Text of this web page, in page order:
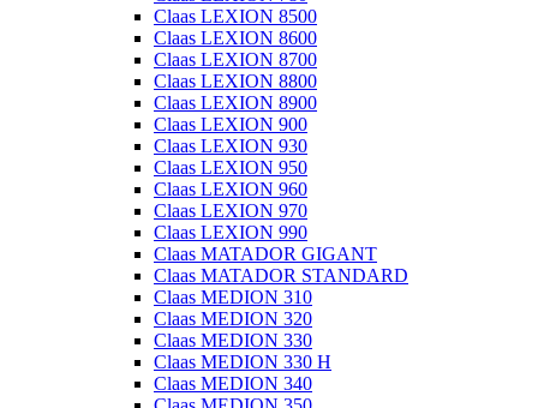
Claas LEXION 8500
Claas LEXION 8600
Claas LEXION 8700
Claas LEXION 8800
Claas LEXION 8900
Claas LEXION 900
Claas LEXION 930
Claas LEXION 950
Claas LEXION 960
Claas LEXION 970
Claas LEXION 990
Claas MATADOR GIGANT
Claas MATADOR STANDARD
Claas MEDION 310
Claas MEDION 320
Claas MEDION 330
Claas MEDION 330 H
Claas MEDION 340